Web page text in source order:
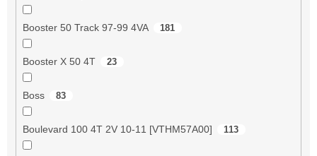
Booster 50 Track 97-99 4VA 181
Booster X 50 4T 23
Boss 83
Boulevard 100 4T 2V 10-11 [VTHM57A00] 113